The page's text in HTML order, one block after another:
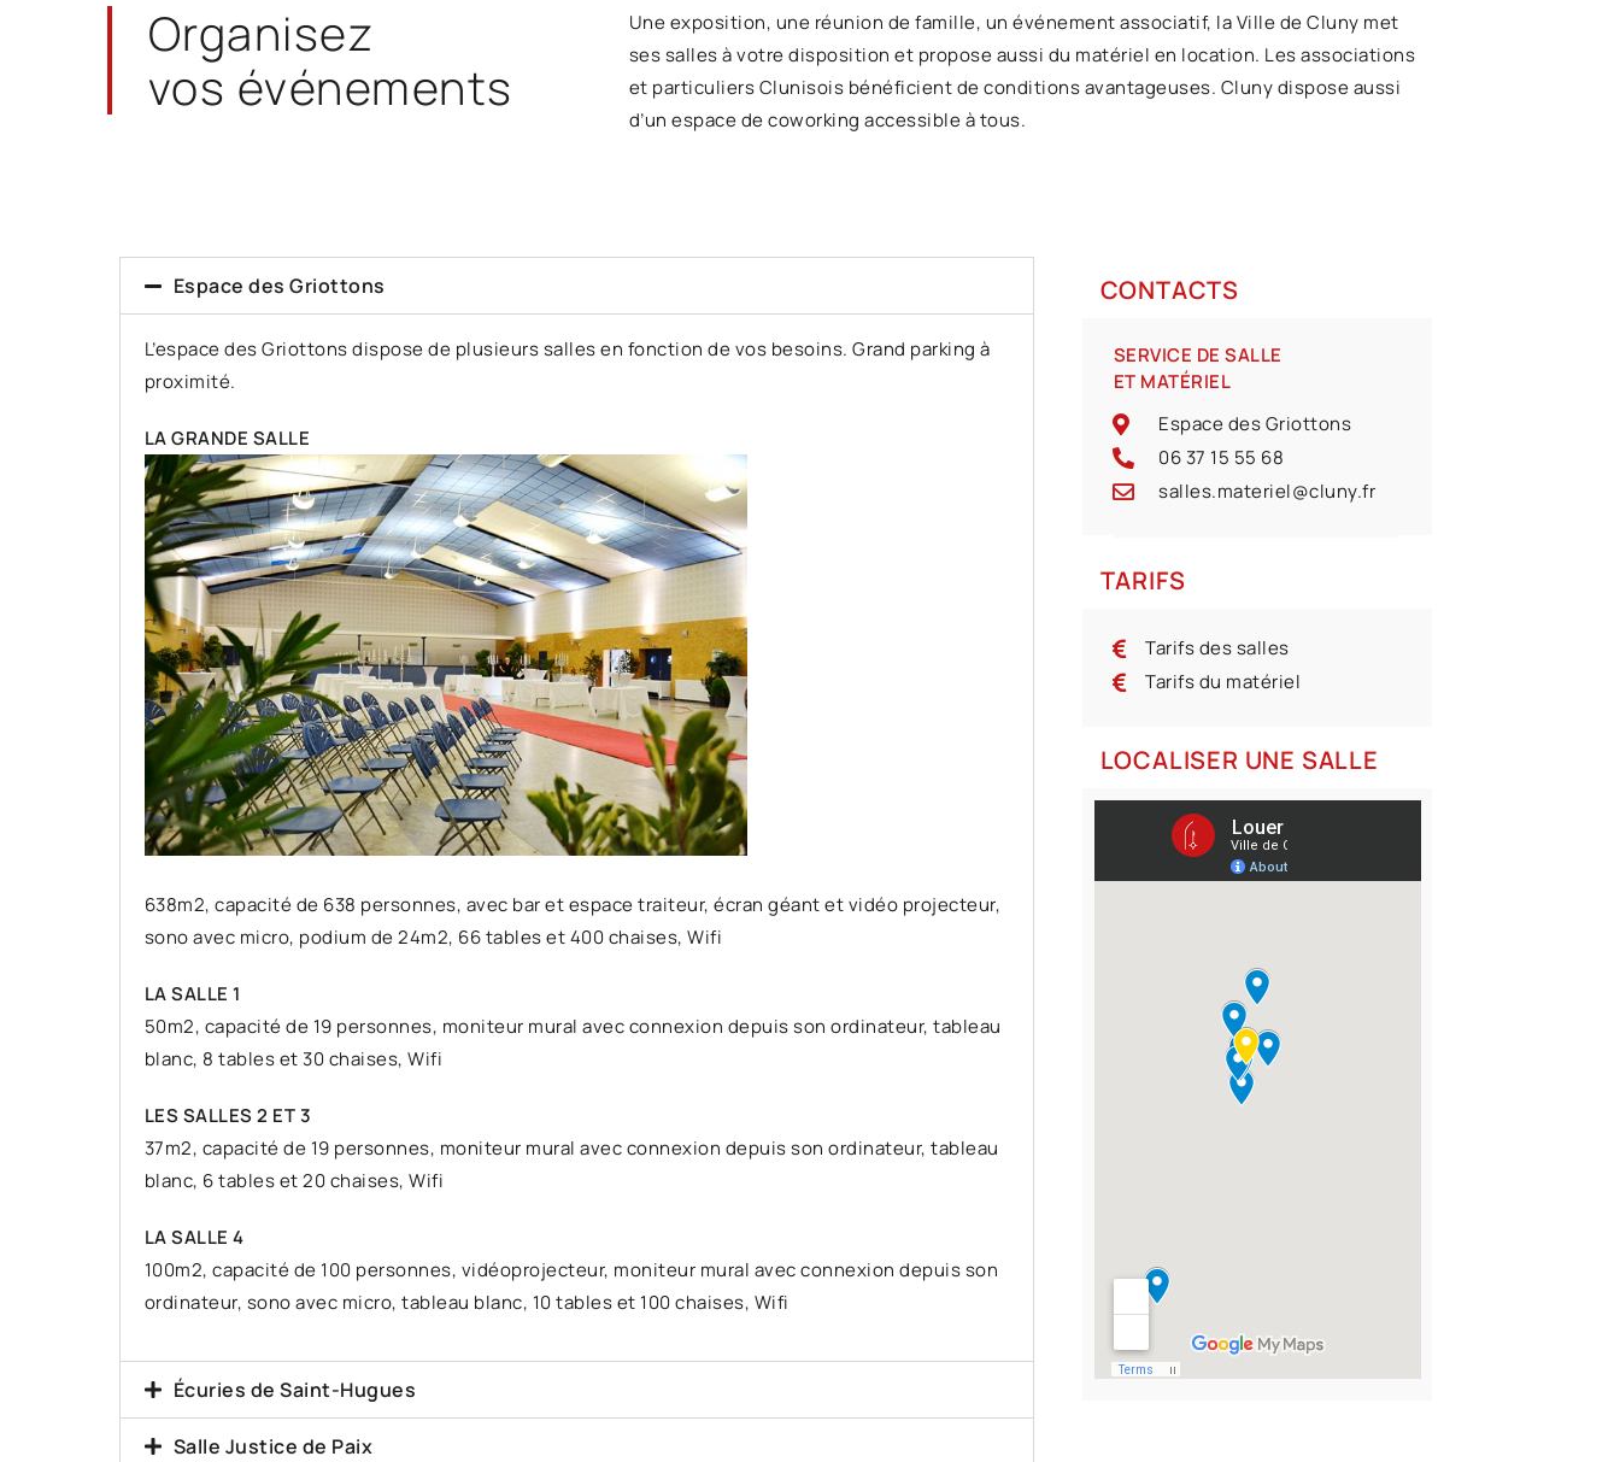
Organisez
vos événements
Une exposition, une réunion de famille, un événement associatif, la Ville de Cluny met
ses salles à votre disposition et propose aussi du matériel en location. Les associations
et particuliers Clunisois bénéficient de conditions avantageuses. Cluny dispose aussi
d’un espace de coworking accessible à tous.
Espace des Griottons
L’espace des Griottons dispose de plusieurs salles en fonction de vos besoins. Grand parking à
proximité.
LA GRANDE SALLE
638m2, capacité de 638 personnes, avec bar et espace traiteur, écran géant et vidéo projecteur,
sono avec micro, podium de 24m2, 66 tables et 400 chaises, Wifi
LA SALLE 1
50m2, capacité de 19 personnes, moniteur mural avec connexion depuis son ordinateur, tableau
blanc, 8 tables et 30 chaises, Wifi
LES SALLES 2 ET 3
37m2, capacité de 19 personnes, moniteur mural avec connexion depuis son ordinateur, tableau
blanc, 6 tables et 20 chaises, Wifi
LA SALLE 4
100m2, capacité de 100 personnes, vidéoprojecteur, moniteur mural avec connexion depuis son
ordinateur, sono avec micro, tableau blanc, 10 tables et 100 chaises, Wifi
Écuries de Saint-Hugues
Salle Justice de Paix
CONTACTS
SERVICE DE SALLE
ET MATÉRIEL
Espace des Griottons
06 37 15 55 68
salles.materiel@cluny.fr
TARIFS
Tarifs des salles
Tarifs du matériel
LOCALISER UNE SALLE